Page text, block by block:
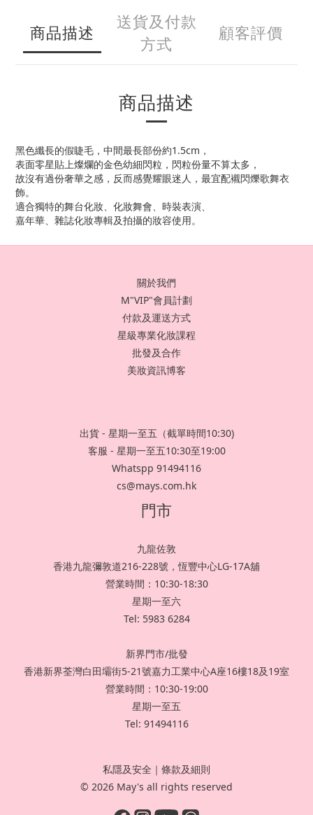
商品描述
送貨及付款
方式
顧客評價
商品描述
黑色纖長的假睫毛，中間最長部份約1.5cm，
表面零星貼上燦爛的金色幼細閃粒，閃粒份量不算太多，
故沒有過份奢華之感，反而感覺耀眼迷人，最宜配襯閃爍歌舞衣
飾。
適合獨特的舞台化妝、化妝舞會、時裝表演、
嘉年華、雜誌化妝專輯及拍攝的妝容使用。
關於我們
M"VIP"會員計劃
付款及運送方式
星級專業化妝課程
批發及合作
美妝資訊博客
出貨 - 星期一至五（截單時間10:30)
客服 - 星期一至五10:30至19:00
Whatspp 91494116
cs@mays.com.hk
門市
九龍佐敦
香港九龍彌敦道216-228號，恆豐中心LG-17A舖
營業時間：10:30-18:30
星期一至六
Tel: 5983 6284
新界門市/批發
香港新界荃灣白田壩街5-21號嘉力工業中心A座16樓18及19室
營業時間：10:30-19:00
星期一至五
Tel: 91494116
私隱及安全 ｜ 條款及細則
© 2026 May's all rights reserved